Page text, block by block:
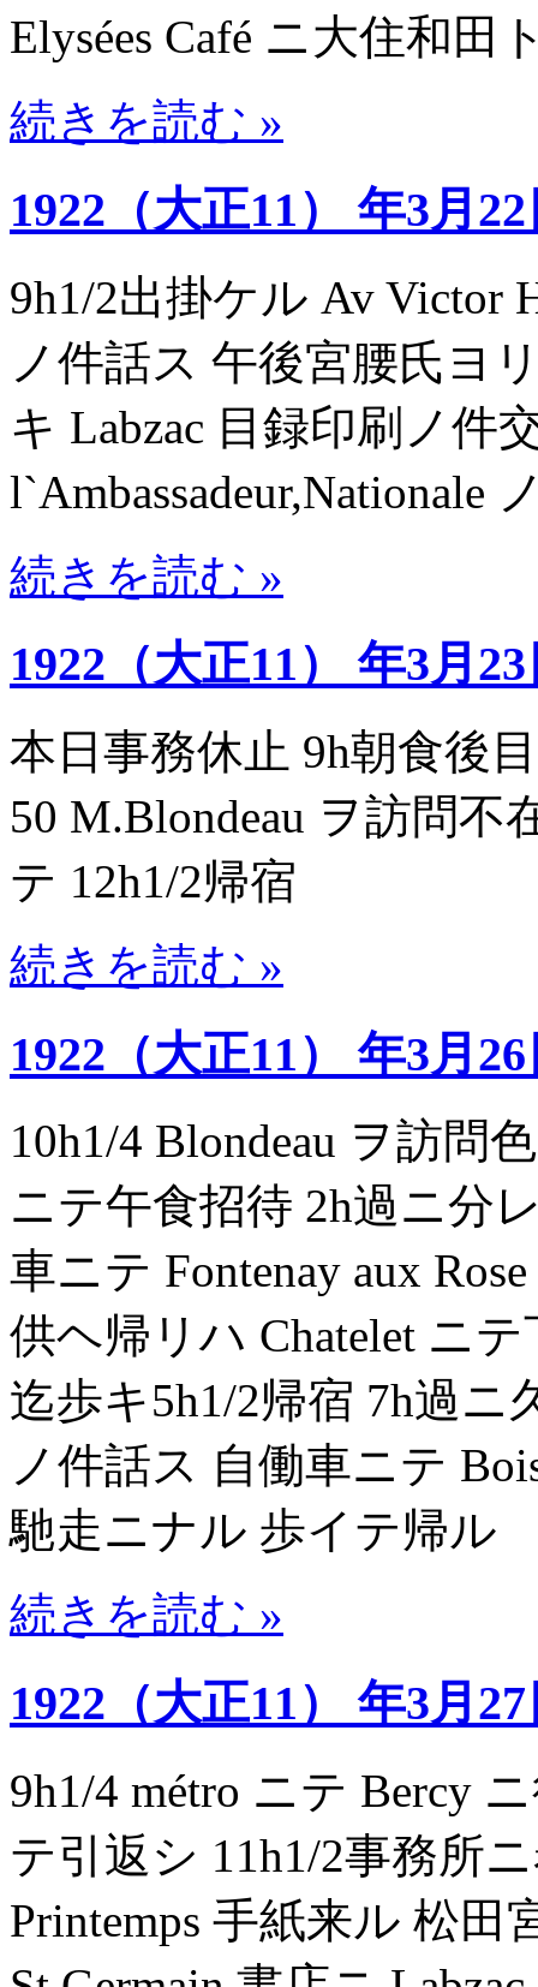
Elysées Café ニ大住和田
続きを読む »
1922（大正11） 年3月
9h1/2出掛ケル Av Victor
ノ件話ス 午後宮腰氏ヨ
キ Labzac 目録印刷ノ件
l`Ambassadeur,Nationale
続きを読む »
1922（大正11） 年3月
本日事務休止 9h朝食後
50 M.Blondeau ヲ訪問不
テ 12h1/2帰宿
続きを読む »
1922（大正11） 年3月
10h1/4 Blondeau ヲ訪問
ニテ午食招待 2h過ニ分
車ニテ Fontenay aux
供ヘ帰リハ Chatelet ニテ
迄歩キ5h1/2帰宿 7h過ニ
ノ件話ス 自働車ニテ
馳走ニナル 歩イテ帰ル
続きを読む »
1922（大正11） 年3月
9h1/4 métro ニテ Bercy
テ引返シ 11h1/2事務所
Printemps 手紙来ル 松